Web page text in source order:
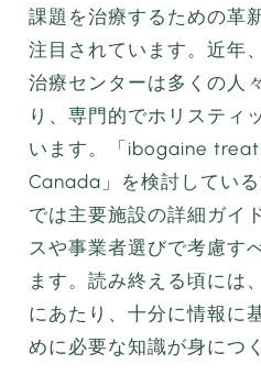
課題を治療するための革
注目されています。近年
治療センターは多くの人
り、専門的でホリスティ
います。「ibogaine
Canada」を検討してい
では主要施設の詳細ガイ
スや事業者選びで考慮す
ます。読み終える頃には
にあたり、十分に情報に
めに必要な知識が身につ